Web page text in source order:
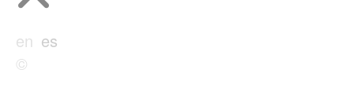
en es
©